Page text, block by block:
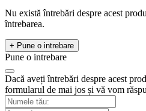
Nu există întrebări despre acest
întrebarea.
+ Pune o intrebare
Pune o intrebare
Dacă aveți întrebări despre acest
formularul de mai jos și vă vom